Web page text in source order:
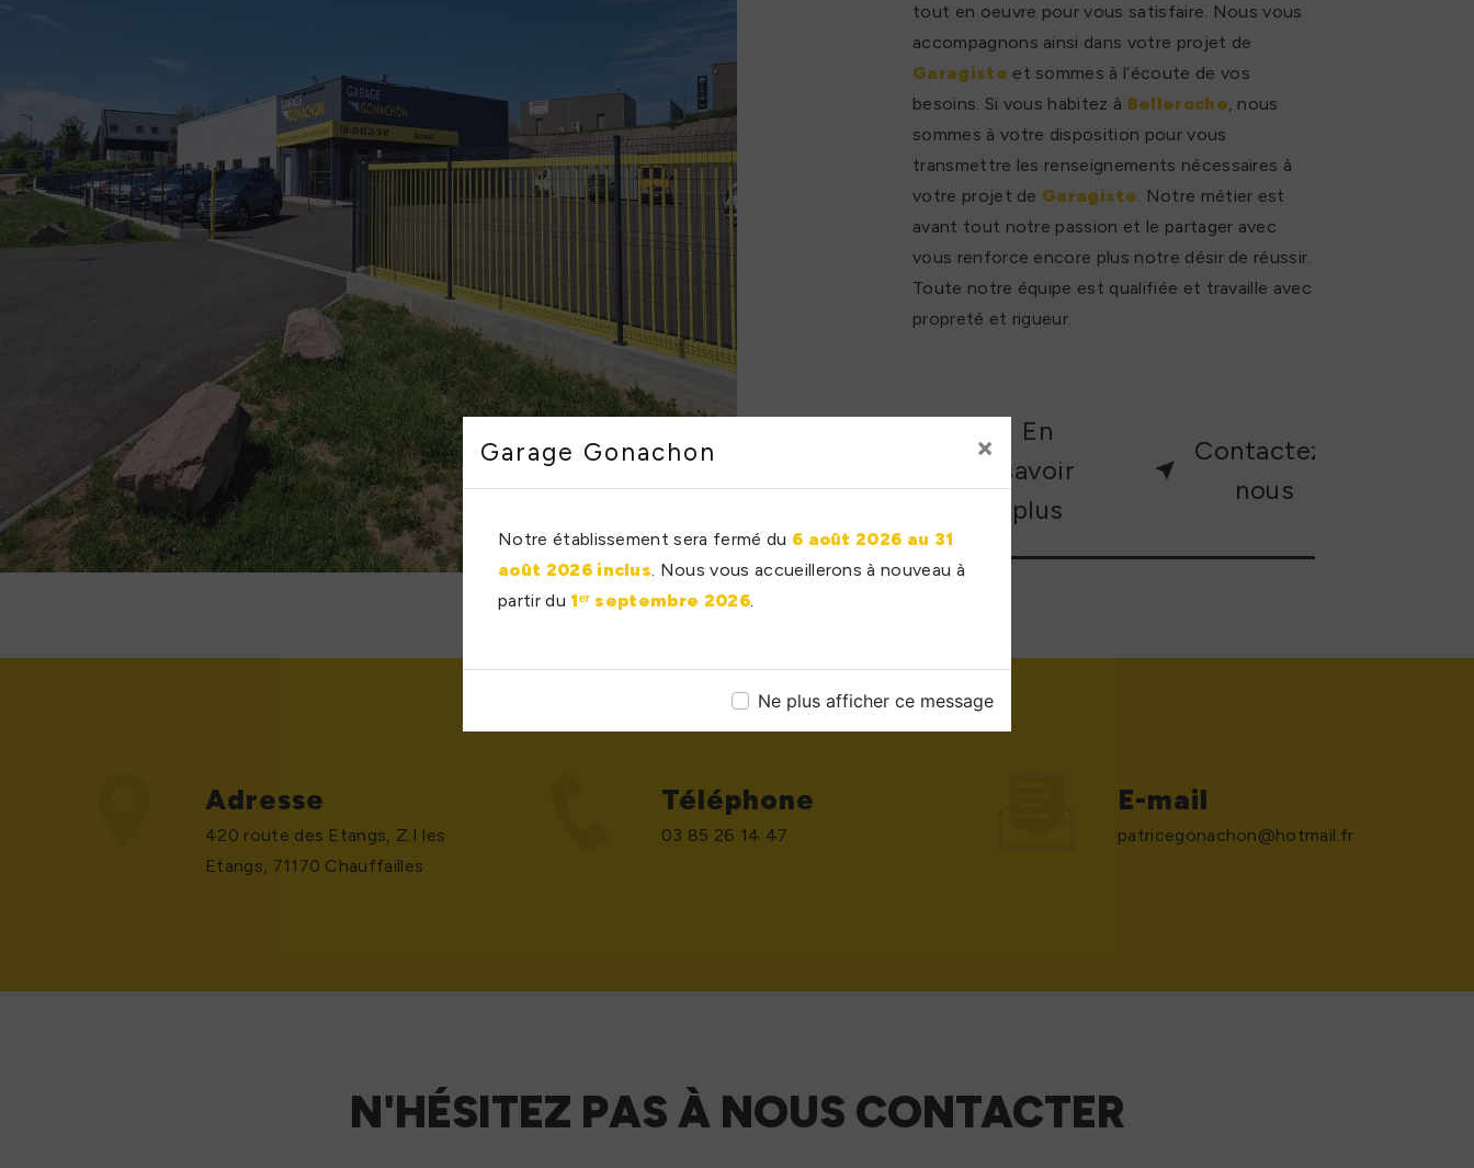
Garage Gonachon ×
Notre établissement sera fermé du 6 août 2026 au 31
août 2026 inclus. Nous vous accueillerons à nouveau à
partir du 1ᵉʳ septembre 2026.
Ne plus afficher ce message
tout en oeuvre pour vous satisfaire. Nous vous
accompagnons ainsi dans votre projet de
Garagiste et sommes à l’écoute de vos
besoins. Si vous habitez à Belleroche, nous
sommes à votre disposition pour vous
transmettre les renseignements nécessaires à
votre projet de Garagiste. Notre métier est
avant tout notre passion et le partager avec
vous renforce encore plus notre désir de réussir.
Toute notre équipe est qualifiée et travaille avec
propreté et rigueur.
En
savoir
plus
Contactez-
nous
Adresse
420 route des Etangs, Z.I les
Etangs, 71170 Chauffailles
Téléphone
03 85 26 14 47
E-mail
patricegonachon@hotmail.fr
N'HÉSITEZ PAS À NOUS CONTACTER